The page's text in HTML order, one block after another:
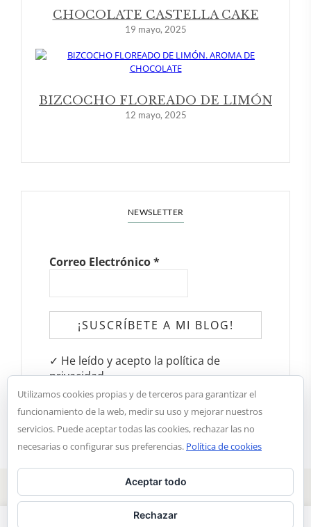
CHOCOLATE CASTELLA CAKE
19 mayo, 2025
BIZCOCHO FLOREADO DE LIMÓN
12 mayo, 2025
NEWSLETTER
Correo Electrónico*
✓ He leído y acepto la política de
privacidad
Copyright © 2018. Aroma de chocolate |
condiciones de privacidad
Estamos utilizando cookies para brindarle la mejor experiencia en
Utilizamos cookies propias y de terceros para garantizar el
funcionamiento de la web, medir su uso y mejorar nuestros
servicios. Puede aceptar todas las cookies, rechazar las no
necesarias o configurar sus preferencias. Política de cookies
Aceptar todo
Rechazar